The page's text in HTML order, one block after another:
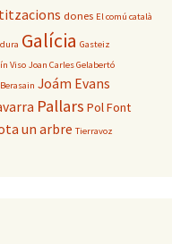
dones El comú català
Galícia Gasteiz
Viso Joan Carles Gelabertó
Joám Evans
Pallars Pol Font
un arbre Tierravoz